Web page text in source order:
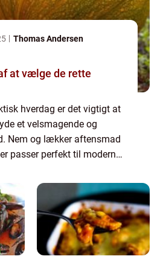
Thomas Andersen
at vælge de rette
hverdag er det vigtigt at
et velsmagende og
Nem og lækker aftensmad
passer perfekt til moderne
og velsmagende måltider...